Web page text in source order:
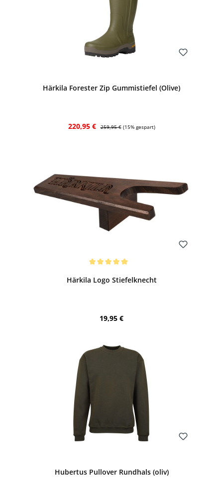
Härkila Forester Zip Gummistiefel (Olive)
Verkaufspreis:
220,95 € Regulärer Preis:
259,95 € (15% gespart)
Härkila Logo Stiefelknecht
Regulärer Preis:
19,95 €
Hubertus Pullover Rundhals (oliv)